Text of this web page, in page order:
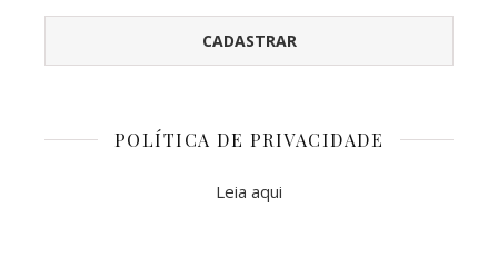
POLÍTICA DE PRIVACIDADE
Leia aqui